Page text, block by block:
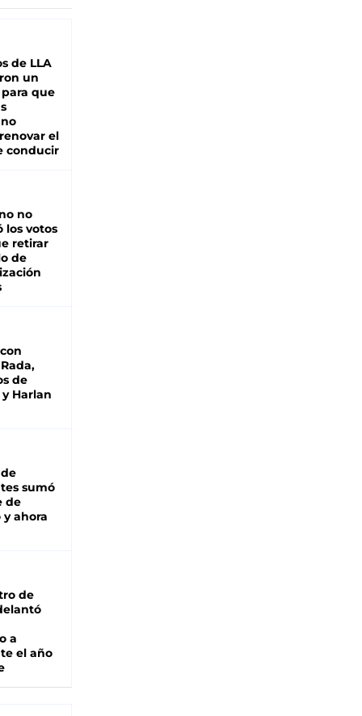
de LLA
un
que
el
conducir
no
los votos
retirar
de
de
Harlan
sumó
de
y ahora
de
a
el año